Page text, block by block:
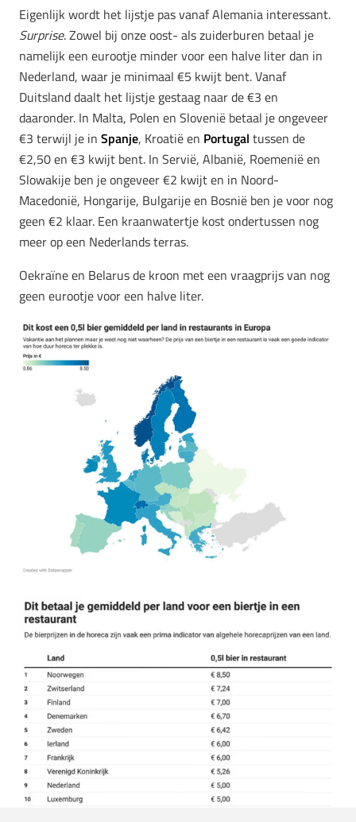
Eigenlijk wordt het lijstje pas vanaf Alemania interessant.
Surprise. Zowel bij onze oost- als zuiderburen betaal je
namelijk een eurootje minder voor een halve liter dan in
Nederland, waar je minimaal €5 kwijt bent. Vanaf
Duitsland daalt het lijstje gestaag naar de €3 en
daaronder. In Malta, Polen en Slovenië betaal je ongeveer
€3 terwijl je in Spanje, Kroatië en Portugal tussen de
€2,50 en €3 kwijt bent. In Servië, Albanië, Roemenië en
Slowakije ben je ongeveer €2 kwijt en in Noord-
Macedonië, Hongarije, Bulgarije en Bosnië ben je voor nog
geen €2 klaar. Een kraanwatertje kost ondertussen nog
meer op een Nederlands terras.
Oekraïne en Belarus de kroon met een vraagprijs van nog
geen eurootje voor een halve liter.